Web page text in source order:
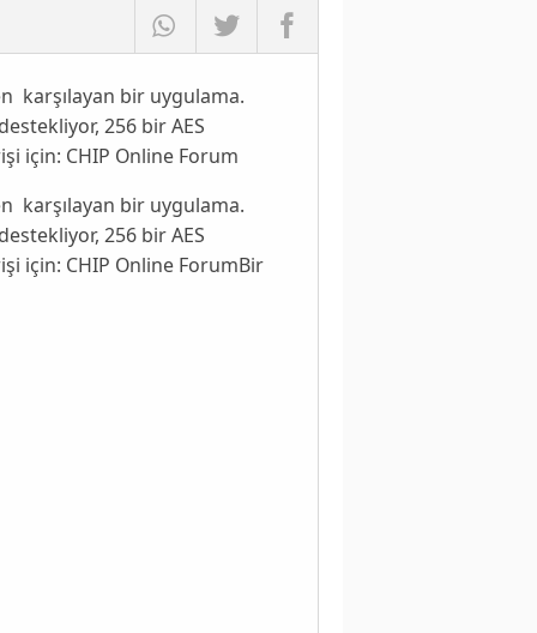
karşılayan bir uygulama.
256 bir AES
için: CHIP Online Forum
karşılayan bir uygulama.
256 bir AES
için: CHIP Online ForumBir